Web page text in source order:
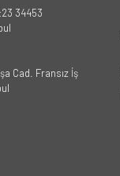
34453
Cad. Fransız İş